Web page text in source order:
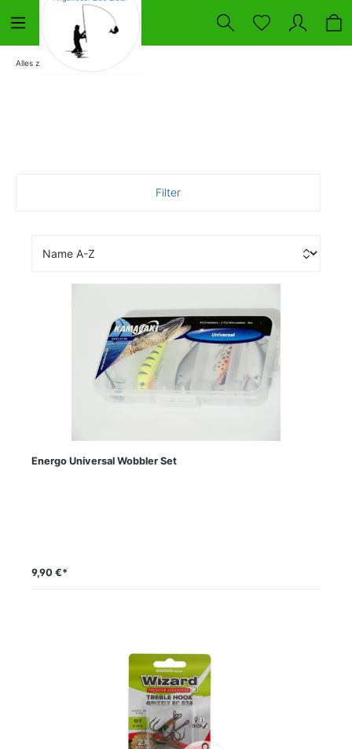
Alles zum Angeln Raubfisch
Filter
Energo Universal Wobbler Set
9,90 €*